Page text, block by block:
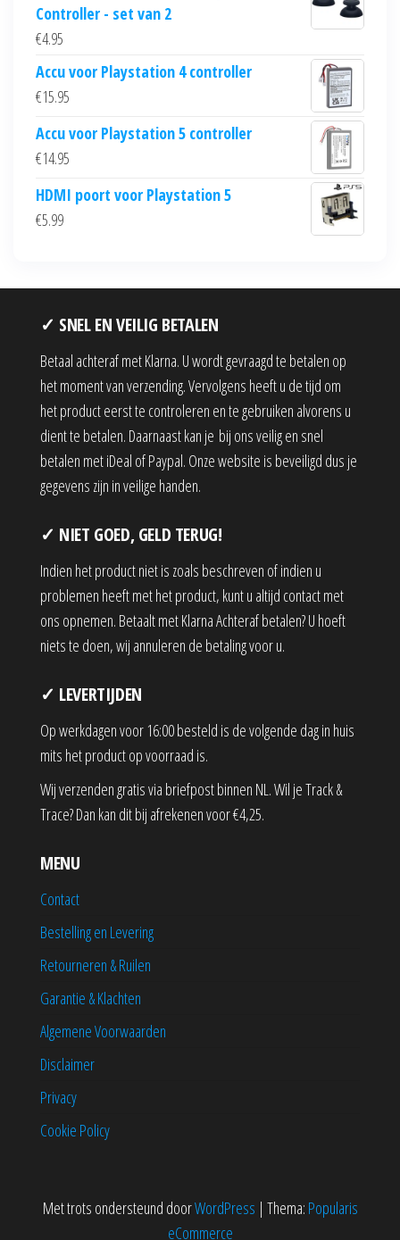
Controller - set van 2
€4.95
Accu voor Playstation 4 controller
€15.95
Accu voor Playstation 5 controller
€14.95
HDMI poort voor Playstation 5
€5.99
✓ SNEL EN VEILIG BETALEN
Betaal achteraf met Klarna. U wordt gevraagd te betalen op
het moment van verzending. Vervolgens heeft u de tijd om
het product eerst te controleren en te gebruiken alvorens u
dient te betalen. Daarnaast kan je bij ons veilig en snel
betalen met iDeal of Paypal. Onze website is beveiligd dus je
gegevens zijn in veilige handen.
✓ NIET GOED, GELD TERUG!
Indien het product niet is zoals beschreven of indien u
problemen heeft met het product, kunt u altijd contact met
ons opnemen. Betaalt met Klarna Achteraf betalen? U hoeft
niets te doen, wij annuleren de betaling voor u.
✓ LEVERTIJDEN
Op werkdagen voor 16:00 besteld is de volgende dag in huis
mits het product op voorraad is.
Wij verzenden gratis via briefpost binnen NL. Wil je Track &
Trace? Dan kan dit bij afrekenen voor €4,25.
MENU
Contact
Bestelling en Levering
Retourneren & Ruilen
Garantie & Klachten
Algemene Voorwaarden
Disclaimer
Privacy
Cookie Policy
Met trots ondersteund doorWordPress | Thema: Popularis
eCommerce